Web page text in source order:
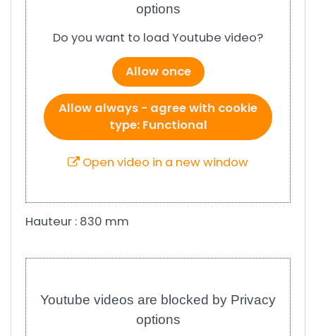
options
Do you want to load Youtube video?
Allow once
Allow always - agree with cookie
type: Functional
Open video in a new window
Hauteur : 830 mm
Youtube videos are blocked by Privacy
options